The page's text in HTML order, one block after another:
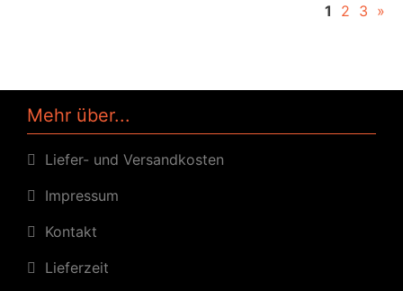
1
2 3 »
Mehr über...
Liefer- und Versandkosten
Impressum
Kontakt
Lieferzeit